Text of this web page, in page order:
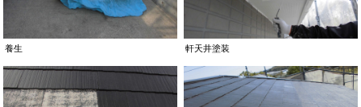
養生 軒天井塗装